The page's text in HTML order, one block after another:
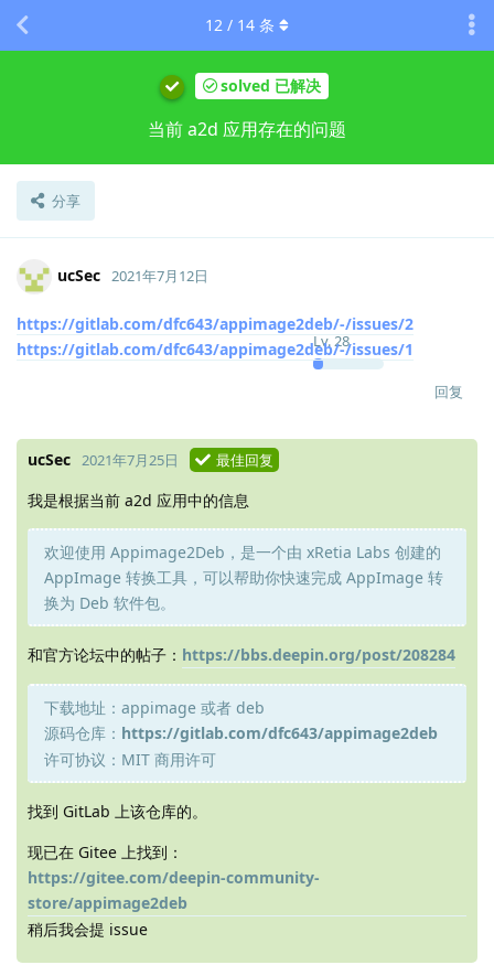
solved 已解决
当前 a2d 应用存在的问题
分享
12 / 14 条
ucSec
Lv.28
2021年7月12日
https://gitlab.com/dfc643/appimage2deb/-/issues/2
https://gitlab.com/dfc643/appimage2deb/-/issues/1
回复
ucSec 2021年7月25日 最佳回复
我是根据当前 a2d 应用中的信息
欢迎使用 Appimage2Deb，是一个由 xRetia Labs 创建的
AppImage 转换工具，可以帮助你快速完成 AppImage 转
换为 Deb 软件包。
和官方论坛中的帖子： https://bbs.deepin.org/post/208284
下载地址：appimage 或者 deb
源码仓库： https://gitlab.com/dfc643/appimage2deb
许可协议：MIT 商用许可
找到 GitLab 上该仓库的。
现已在 Gitee 上找到：
https://gitee.com/deepin-community-
store/appimage2deb
稍后我会提 issue